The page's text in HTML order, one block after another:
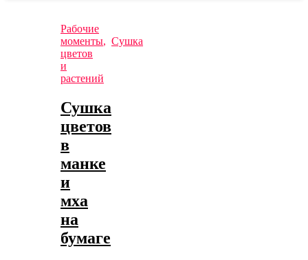
Рабочие
моменты, Сушка
цветов
и
растений
Сушка
цветов
в
манке
и
мха
на
бумаге